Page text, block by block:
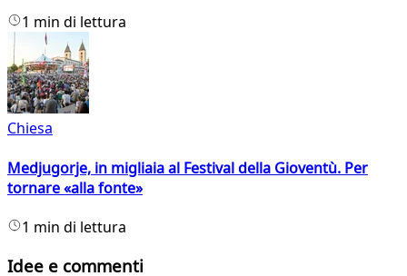
1 min di lettura
Chiesa
Medjugorje, in migliaia al Festival della Gioventù. Per
tornare «alla fonte»
1 min di lettura
Idee e commenti